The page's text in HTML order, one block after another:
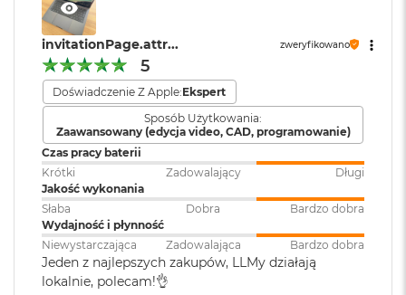
ś
c
i
y
s
k
M
a
c
B
o
o
k
A
i
Atmos sprawią, że zawsze będzie Cię doskonale słychać i
widać w perfekcyjnie skomponowanym kadrze.
POŁĄCZ WSZYSTKO– Wyposażony w trzy porty
Thunderbolt 5 i port MagSafe 3 do ładowania, gniazdo na
kartę SDXC, port HDMI, gniazdo słuchawkowe i
zaprojektowany przez Apple czip do łączności
bezprzewodowej N1 obsługujący interfejsy Wi-Fi 76i
Bluetooth 6. Do modelu z czipem M5 Pro podłączysz aż trzy
wyświetlacze zewnętrzne, a do modelu z czipem M5 Max –
nawet cztery.
pamięci:
Karta sieciowa
bezprzewodowa
WLAN
Wi-Fi 7 (802.11be)
Kamera
internetowa:
Kamera 12MP Center Stage z
Bateria: Litowo-polimerowa
invitationPage.attr... zweryfikowano
5
Doświadczenie Z Apple:Ekspert
Sposób Użytkowania:
Zaawansowany (edycja video, CAD, programowanie)
Czas pracy baterii
Krótki
Zadowalający
Długi
Jakość wykonania
Słaba
Dobra
Bardzo dobra
Wydajność i płynność
Niewystarczająca
Zadowalająca Bardzo dobra
Jeden z najlepszych zakupów, LLMy działają
lokalnie, polecam!👌